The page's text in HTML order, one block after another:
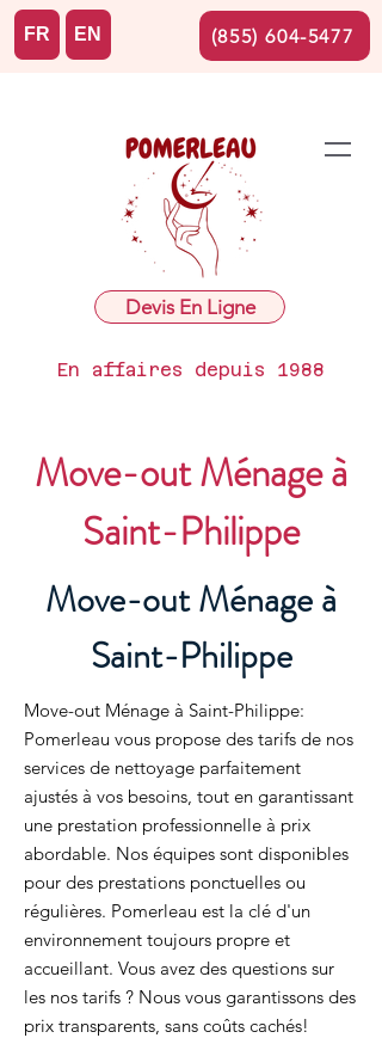
Devis En Ligne
En affaires depuis 1988
FR EN (855) 604-5477
Move-out Ménage à
Saint-Philippe
Move-out Ménage à
Saint-Philippe
Move-out Ménage à Saint-Philippe:
Pomerleau vous propose des tarifs de nos
services de nettoyage parfaitement
ajustés à vos besoins, tout en garantissant
une prestation professionnelle à prix
abordable. Nos équipes sont disponibles
pour des prestations ponctuelles ou
régulières. Pomerleau est la clé d'un
environnement toujours propre et
accueillant. Vous avez des questions sur
les nos tarifs ? Nous vous garantissons des
prix transparents, sans coûts cachés!